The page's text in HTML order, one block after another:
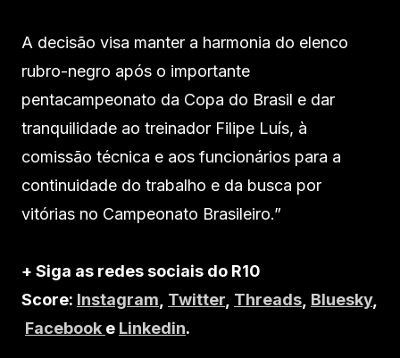
A decisão visa manter a harmonia do elenco
rubro-negro após o importante
pentacampeonato da Copa do Brasil e dar
tranquilidade ao treinador Filipe Luís, à
comissão técnica e aos funcionários para a
continuidade do trabalho e da busca por
vitórias no Campeonato Brasileiro.”
+ Siga as redes sociais do R10
Score: Instagram Twitter Threads Bluesky,
Facebook e Linkedin.